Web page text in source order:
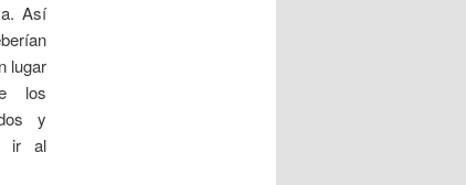
Así
lugar
los
y
ir al